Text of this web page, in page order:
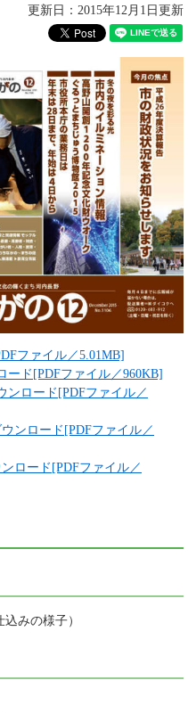
更新日：2015年12月1日更新
ファイル／5.01MB]
ード[PDFファイル／960KB]
ンロード[PDFファイル／
ンロード[PDFファイル／
ロード[PDFファイル／
みの様子）